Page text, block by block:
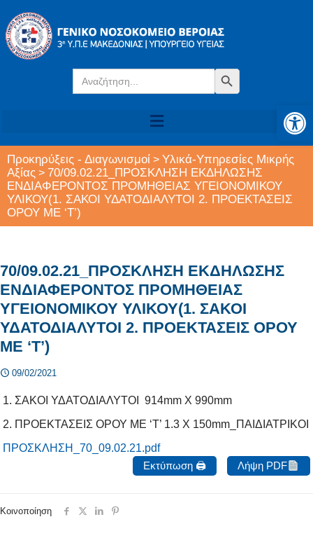
Search
for:
Search Button
Προκηρύξεις - Διαγωνισμοί > Υλικά-Υπηρεσίες Μικρής
Αξίας > 70/09.02.21_ΠΡΟΣΚΛΗΣΗ ΕΚΔΗΛΩΣΗΣ
ΕΝΔΙΑΦΕΡΟΝΤΟΣ ΠΡΟΜΗΘΕΙΑΣ ΥΓΕΙΟΝΟΜΙΚΟΥ
ΥΛΙΚΟΥ(1. ΣΑΚΟΙ ΥΔΑΤΟΔΙΑΛΥΤΟΙ 2. ΠΡΟΕΚΤΑΣΕΙΣ
ΟΡΟΥ ΜΕ ‘Τ’)
70/09.02.21_ΠΡΟΣΚΛΗΣΗ ΕΚΔΗΛΩΣΗΣ
ΕΝΔΙΑΦΕΡΟΝΤΟΣ ΠΡΟΜΗΘΕΙΑΣ
ΥΓΕΙΟΝΟΜΙΚΟΥ ΥΛΙΚΟΥ(1. ΣΑΚΟΙ
ΥΔΑΤΟΔΙΑΛΥΤΟΙ 2. ΠΡΟΕΚΤΑΣΕΙΣ ΟΡΟΥ
ΜΕ ‘Τ’)
09/02/2021
1. ΣΑΚΟΙ ΥΔΑΤΟΔΙΑΛΥΤΟΙ 914mm X 990mm
2. ΠΡΟΕΚΤΑΣΕΙΣ ΟΡΟΥ ΜΕ ‘Τ’ 1.3 X 150mm_ΠΑΙΔΙΑΤΡΙΚΟΙ
ΠΡΟΣΚΛΗΣΗ_70_09.02.21.pdf
Εκτύπωση 🖨
Λήψη PDF
Κοινοποίηση